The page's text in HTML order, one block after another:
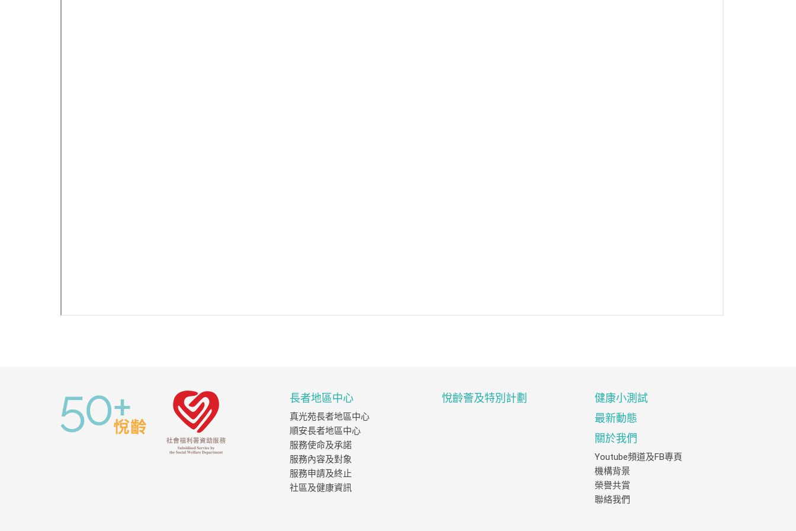
長者地區中心
真光苑長者地區中心
順安長者地區中心
服務使命及承諾
服務內容及對象
服務申請及終止
社區及健康資訊
悅齡薈及特別計劃
健康小測試
最新動態
關於我們
Youtube頻道及FB專頁
機構背景
榮譽共賞
聯絡我們